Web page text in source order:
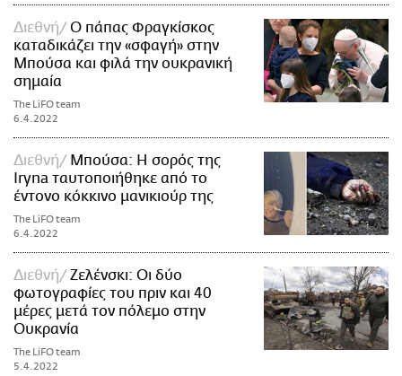
Διεθνή
Ο πάπας Φραγκίσκος
καταδικάζει την «σφαγή» στην
Μπούσα και φιλά την ουκρανική
σημαία
The LiFO team
6.4.2022
Διεθνή
Μπούσα: Η σορός της
Iryna ταυτοποιήθηκε από το
έντονο κόκκινο μανικιούρ της
The LiFO team
6.4.2022
Διεθνή
Ζελένσκι: Οι δύο
φωτογραφίες του πριν και 40
μέρες μετά τον πόλεμο στην
Ουκρανία
The LiFO team
5.4.2022